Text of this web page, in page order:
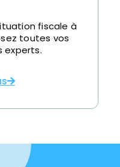
fiscale à
toutes vos
experts.